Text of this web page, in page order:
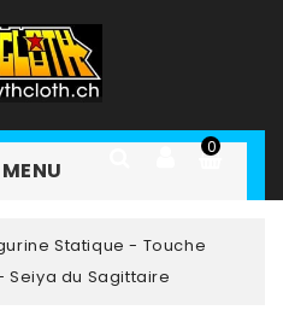
0
MENU
Statique - Touche
Seiya du Sagittaire